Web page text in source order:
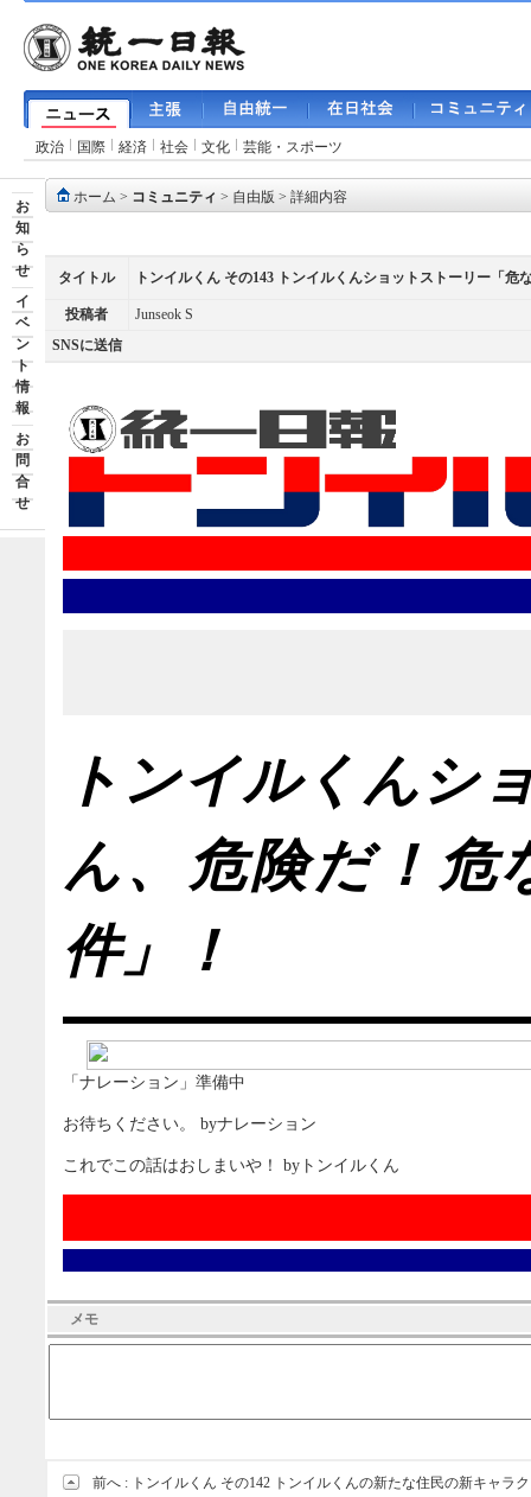
政治 国際 経済 社会 文化 芸能・スポーツ
お
知
ら
せ
イ
ベ
ン
ト
情
報
お
問
合
せ
ホーム > コミュニティ > 自由版 > 詳細内容
タイトル トンイルくん その143 トンイルくんショットストーリー「
投稿者
Junseok S
SNSに送信
トンイルくんシ
ん、危険だ！危
件」！
「ナレーション」準備中
お待ちください。 byナレーション
これでこの話はおしまいや！ byトンイルくん
メモ
前へ : トンイルくん その142 トンイルくんの新たな住民の新キャラ